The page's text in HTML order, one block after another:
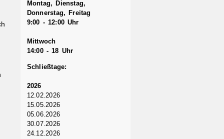
Montag, Dienstag,
Donnerstag, Freitag
9:00 - 12:00 Uhr
Mittwoch
14:00 - 18 Uhr
Schließtage:
2026
12.02.2026
15.05.2026
05.06.2026
30.07.2026
24.12.2026